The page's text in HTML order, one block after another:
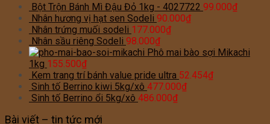
Bột Trộn Bánh Mì Đậu Đỏ 1kg - 4027722 99.000₫
Nhân hương vị hạt sen Sodeli 90.000₫
Nhân trứng muối sodeli 177.000₫
Nhân sầu riêng Sodeli 98.000₫
Phô mai bào sợi Mikachi
1kg 155.500₫
Kem trang trí bánh value pride ultra 52.454₫
Sinh tố Berrino kiwi 5kg/xô 477.000₫
Sinh tố Berrino ổi 5kg/xô 486.000₫
Bài viết – tin tức mới